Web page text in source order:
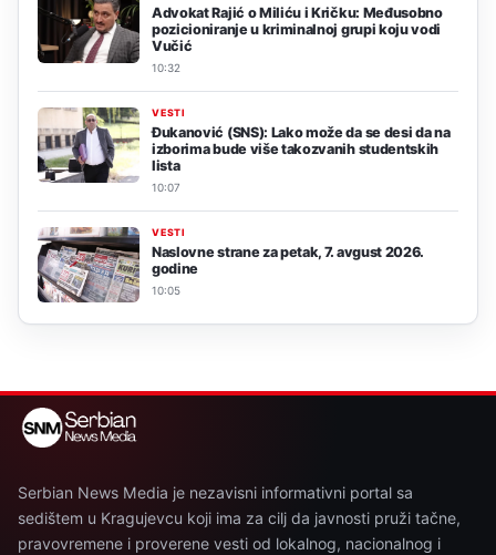
Advokat Rajić o Miliću i Kričku: Međusobno
pozicioniranje u kriminalnoj grupi koju vodi
Vučić
10:32
VESTI
Đukanović (SNS): Lako može da se desi da na
izborima bude više takozvanih studentskih
lista
10:07
VESTI
Naslovne strane za petak, 7. avgust 2026.
godine
10:05
Serbian News Media je nezavisni informativni portal sa
sedištem u Kragujevcu koji ima za cilj da javnosti pruži tačne,
pravovremene i proverene vesti od lokalnog, nacionalnog i